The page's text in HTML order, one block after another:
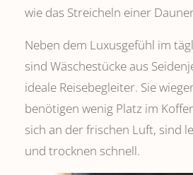
wie das Streicheln einer
Neben dem Luxusgefühl im
sind Wäschestücke aus
ideale Reisebegleiter. Sie
benötigen wenig Platz im
sich an der frischen Luft, sind
und trocknen schnell.